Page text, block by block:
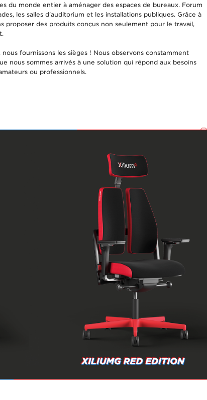
du monde entier à aménager des espaces de bureaux. Forum
les salles d'auditorium et les installations publiques. Grâce à
proposer des produits conçus non seulement pour le travail,
fournissons les sièges ! Nous observons constamment
nous sommes arrivés à une solution qui répond aux besoins
ou professionnels.